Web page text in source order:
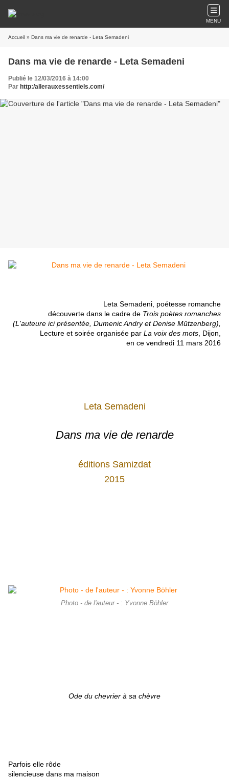
MENU
Accueil » Dans ma vie de renarde - Leta Semadeni
Dans ma vie de renarde - Leta Semadeni
Publié le 12/03/2016 à 14:00
Par http:/allerauxessentiels.com/
Leta Semadeni, poétesse romanche
découverte dans le cadre de Trois poètes romanches
(L'auteure ici présentée, Dumenic Andry et Denise Mützenberg),
Lecture et soirée organisée par La voix des mots , Dijon,
en ce vendredi 11 mars 2016
Leta Semadeni
Dans ma vie de renarde
éditions Samizdat
2015
Photo - de l'auteur - : Yvonne Böhler
Ode du chevrier à sa chèvre
Parfois elle rôde
silencieuse dans ma maison